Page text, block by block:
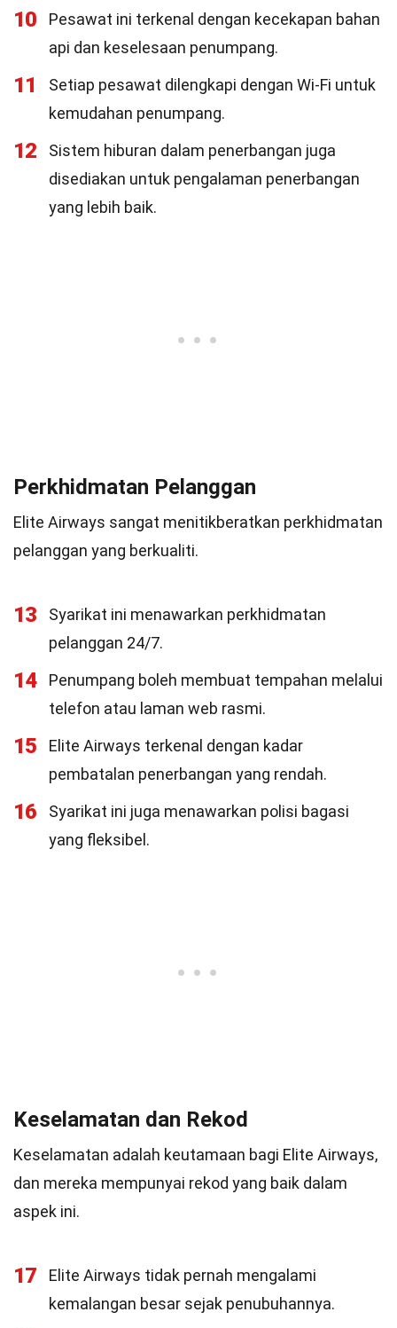
10
Pesawat ini terkenal dengan kecekapan bahan
api dan keselesaan penumpang.
11
Setiap pesawat dilengkapi dengan Wi-Fi untuk
kemudahan penumpang.
12
Sistem hiburan dalam penerbangan juga
disediakan untuk pengalaman penerbangan
yang lebih baik.
Perkhidmatan Pelanggan
Elite Airways sangat menitikberatkan perkhidmatan
pelanggan yang berkualiti.
13
Syarikat ini menawarkan perkhidmatan
pelanggan 24/7.
14
Penumpang boleh membuat tempahan melalui
telefon atau laman web rasmi.
15
Elite Airways terkenal dengan kadar
pembatalan penerbangan yang rendah.
16
Syarikat ini juga menawarkan polisi bagasi
yang fleksibel.
Keselamatan dan Rekod
Keselamatan adalah keutamaan bagi Elite Airways,
dan mereka mempunyai rekod yang baik dalam
aspek ini.
17
Elite Airways tidak pernah mengalami
kemalangan besar sejak penubuhannya.